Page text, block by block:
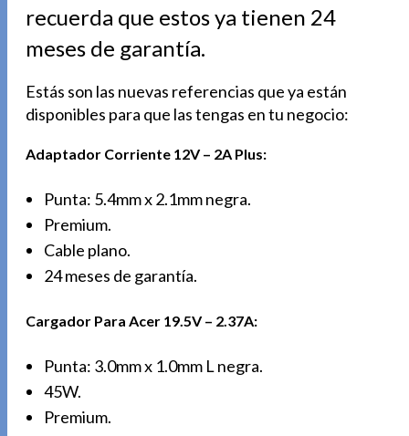
recuerda que estos ya tienen 24
meses de garantía.
Estás son las nuevas referencias que ya están
disponibles para que las tengas en tu negocio:
Adaptador Corriente 12V – 2A Plus:
Punta: 5.4mm x 2.1mm negra.
Premium.
Cable plano.
24 meses de garantía.
Cargador Para Acer 19.5V – 2.37A:
Punta: 3.0mm x 1.0mm L negra.
45W.
Premium.